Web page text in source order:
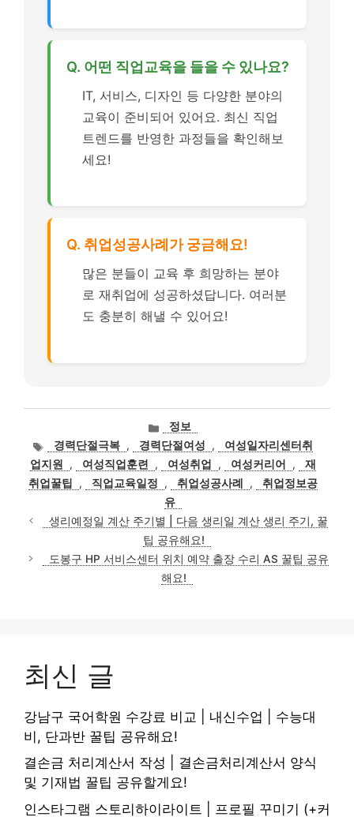
Q. 어떤 직업교육을 들을 수 있나요?
IT, 서비스, 디자인 등 다양한 분야의
교육이 준비되어 있어요. 최신 직업
트렌드를 반영한 과정들을 확인해보
세요!
Q. 취업성공사례가 궁금해요!
많은 분들이 교육 후 희망하는 분야
로 재취업에 성공하셨답니다. 여러분
도 충분히 해낼 수 있어요!
카
테
고
리
정보
태
그
경력단절극복 , 경력단절여성 ,
여성일자리센터취
업지원
, 여성직업훈련 , 여성취업 , 여성커리어 ,
재
취업꿀팁
, 직업교육일정 , 취업성공사례 ,
취업정보공
유
생리예정일 계산 주기별 | 다음 생리일 계산 생리 주기, 꿀
팁 공유해요!
도봉구 HP 서비스센터 위치 예약 출장 수리 AS 꿀팁 공유
해요!
최신 글
강남구 국어학원 수강료 비교 | 내신수업 | 수능대
비, 단과반 꿀팁 공유해요!
결손금 처리계산서 작성 | 결손금처리계산서 양식
및 기재법 꿀팁 공유할게요!
인스타그램 스토리하이라이트 | 프로필 꾸미기 (+커